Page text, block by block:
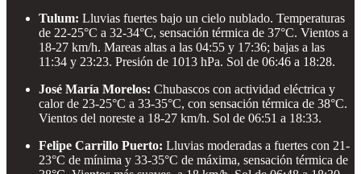
Tulum: Lluvias fuertes bajo un cielo nublado. Temperaturas
de 22-25°C a 32-34°C, sensación térmica de 37°C. Vientos a
18-27 km/h. Mareas altas a las 04:55 y 17:36; bajas a las
11:34 y 23:23. Presión de 1013 hPa. Sol de 06:46 a 18:28.
José María Morelos: Chubascos con actividad eléctrica y
calor de 23-25°C a 33-35°C, con sensación térmica de 38°C.
Vientos del noreste a 18-27 km/h. Sol de 06:51 a 18:33.
Felipe Carrillo Puerto: Lluvias moderadas a fuertes con 21-
23°C de mínima y 33-35°C de máxima, sensación térmica de